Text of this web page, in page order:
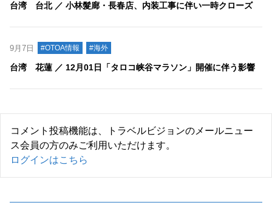
台湾 台北 ／ 小林髮廊・長春店、内装工事に伴い一時クローズ
9月7日 #OTOA情報 #海外
台湾 花蓮 ／ 12月01日「タロコ峡谷マラソン」開催に伴う影響
コメント投稿機能は、トラベルビジョンのメールニュー
ス会員の方のみご利用いただけます。
ログインはこちら